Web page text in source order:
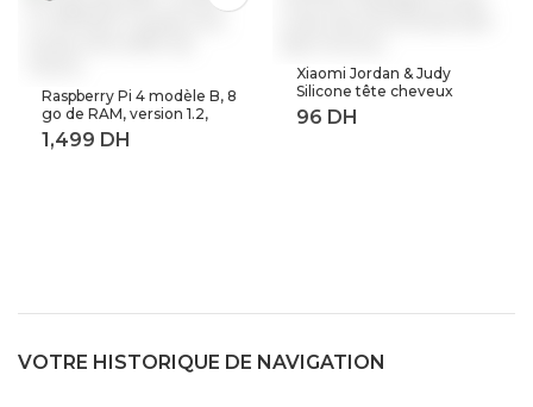
Xiaomi Jordan & Judy
Silicone tête cheveux
peigne de lavage corps
masseur brosse cuir
Raspberry Pi 4 modèle B, 8
go de RAM, version 1.2,
BCM2711 Quad core,
Cortex-A72 ARM v8,
VOTRE HISTORIQUE DE NAVIGATION